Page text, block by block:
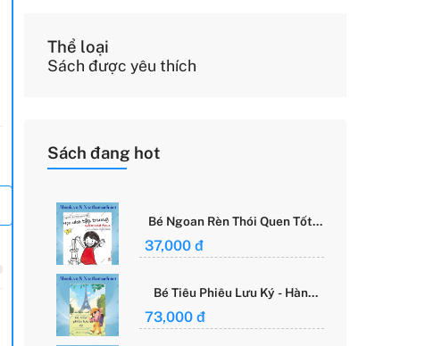
Thể loại
Sách được yêu thích
Sách đang hot
Bé Ngoan Rèn Thói Quen Tốt -
37,000 đ
Bé Tiêu Phiêu Lưu Ký - Hành
Giới Của Cô Gái Việt
73,000 đ